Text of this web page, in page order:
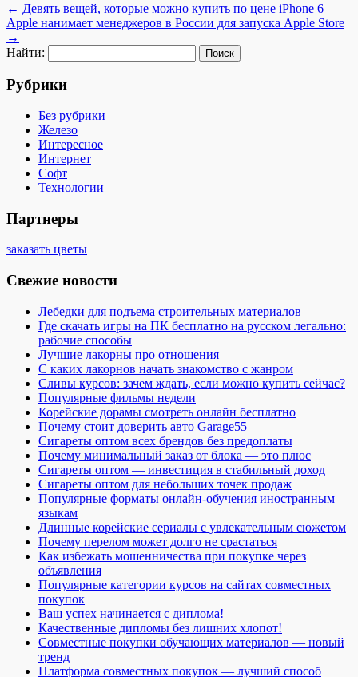
← Девять вещей, которые можно купить по цене iPhone 6
Apple нанимает менеджеров в России для запуска Apple Store
→
Найти:
Рубрики
Без рубрики
Железо
Интересное
Интернет
Софт
Технологии
Партнеры
заказать цветы
Свежие новости
Лебедки для подъема строительных материалов
Где скачать игры на ПК бесплатно на русском легально:
рабочие способы
Лучшие лакорны про отношения
С каких лакорнов начать знакомство с жанром
Сливы курсов: зачем ждать, если можно купить сейчас?
Популярные фильмы недели
Корейские дорамы смотреть онлайн бесплатно
Почему стоит доверить авто Garage55
Сигареты оптом всех брендов без предоплаты
Почему минимальный заказ от блока — это плюс
Сигареты оптом — инвестиция в стабильный доход
Сигареты оптом для небольших точек продаж
Популярные форматы онлайн-обучения иностранным
языкам
Длинные корейские сериалы с увлекательным сюжетом
Почему перелом может долго не срастаться
Как избежать мошенничества при покупке через
объявления
Популярные категории курсов на сайтах совместных
покупок
Ваш успех начинается с диплома!
Качественные дипломы без лишних хлопот!
Совместные покупки обучающих материалов — новый
тренд
Платформа совместных покупок — лучший способ